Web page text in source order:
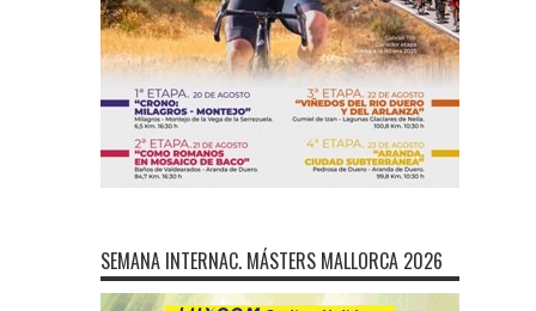
SEMANA INTERNAC. MÁSTERS MALLORCA 2026